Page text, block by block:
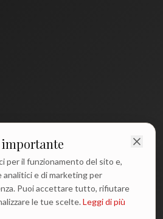
per il funzionamento del sito e,
analitici e di marketing per
Puoi accettare tutto, rifiutare
le tue scelte.Leggi di più